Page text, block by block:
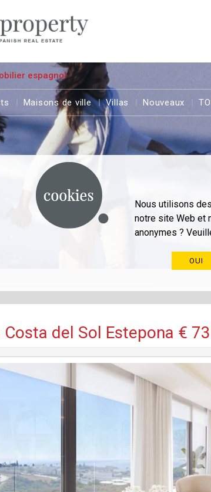
Nous utilisons
notre site Web et
anonymes ?
OUI
espagnol
Maisons de ville Villas Nouveaux
del Sol Estepona €